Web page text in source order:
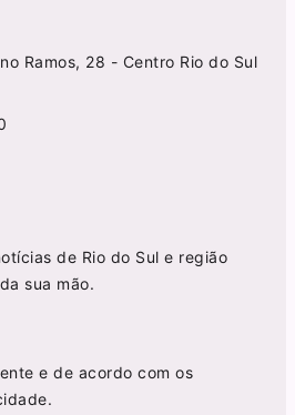
Ramos, 28 - Centro Rio do Sul
de Rio do Sul e região
sua mão.
e de acordo com os
.